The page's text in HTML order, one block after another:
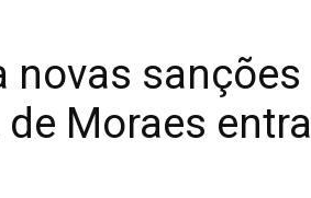
novas sanções
Moraes entra